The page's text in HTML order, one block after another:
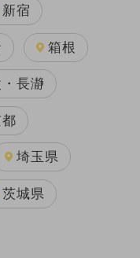
新宿
箱根
長瀞
埼玉県
茨城県